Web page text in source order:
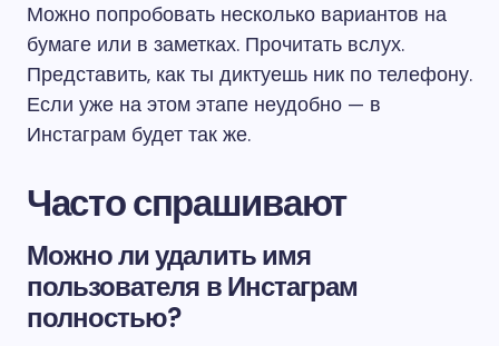
Можно попробовать несколько вариантов на
бумаге или в заметках. Прочитать вслух.
Представить, как ты диктуешь ник по телефону.
Если уже на этом этапе неудобно — в
Инстаграм будет так же.
Часто спрашивают
Можно ли удалить имя
пользователя в Инстаграм
полностью?